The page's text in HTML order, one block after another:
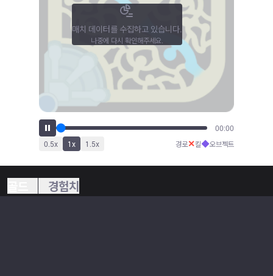
00:00
0.5x 1x 1.5x 경로✕킬◆오브젝트
매치 데이터를 수집하고 있습니다.
나중에 다시 확인해주세요.
경험치